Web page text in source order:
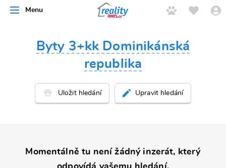
Menu
Byty 3+kk Dominikánská
republika
Upravit hledání
Momentálně tu není žádný inzerát, který